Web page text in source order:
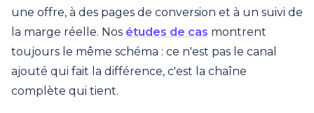
une offre, à des pages de conversion et à un suivi de
la marge réelle. Nos études de cas montrent
toujours le même schéma : ce n'est pas le canal
ajouté qui fait la différence, c'est la chaîne
complète qui tient.